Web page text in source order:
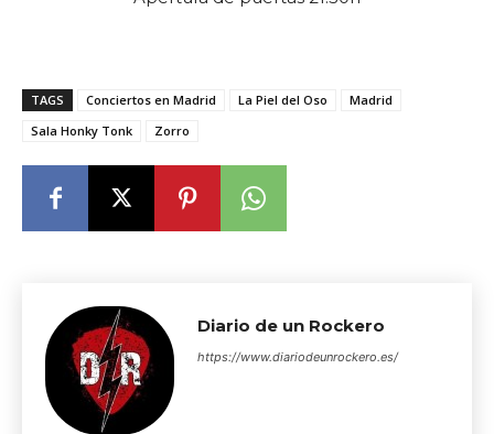
TAGS Conciertos en Madrid La Piel del Oso
Madrid
Sala Honky Tonk
Zorro
Diario de un Rockero
https://www.diariodeunrockero.es/